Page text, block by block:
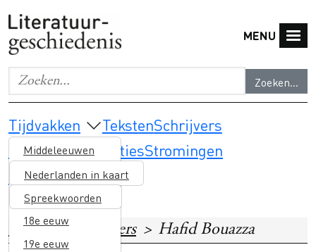
MENU
Zoeken...
Geef de woorden op waar je naar wilt zoeken.
Main navigation
Tijdvakken
Middeleeuwen
Nederlanden in kaart
16e eeuw
Spreekwoorden
17e eeuw
18e eeuw
19e eeuw
TekstenSchrijvers
Thema's & selectiesStromingen
Lesmateriaal
Home Schrijvers Hafid Bouazza